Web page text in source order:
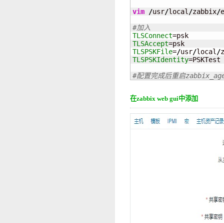
vim
/usr/local /zabbix/
#加入
TLSConnect
TLSAccept
TLSPSKFile=/usr/local /
TLSPSKIdentity=PSKTest
#配置完成后重启
在zabbix web gui中添加